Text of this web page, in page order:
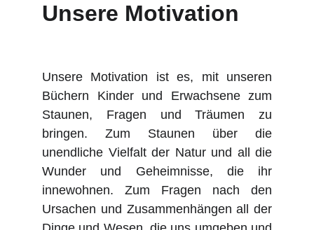
Unsere Motivation
Unsere Motivation ist es, mit unseren
Büchern Kinder und Erwachsene zum
Staunen, Fragen und Träumen zu
bringen. Zum Staunen über die
unendliche Vielfalt der Natur und all die
Wunder und Geheimnisse, die ihr
innewohnen. Zum Fragen nach den
Ursachen und Zusammenhängen all der